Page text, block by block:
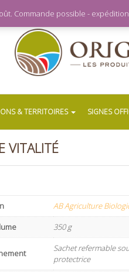
& TERRITOIRES SIGNES
VITALITÉ
AB Agriculture
350 g
Sachet refermable
protectrice
Commande possible -